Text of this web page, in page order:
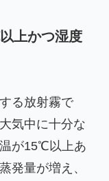
上かつ湿度
る放射霧で
気中に十分な
が15℃以上あ
発量が増え、